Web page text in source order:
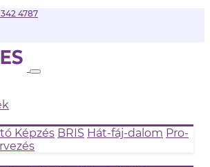
4787
Képzés BRIS Hát-fáj-dalom Pro-